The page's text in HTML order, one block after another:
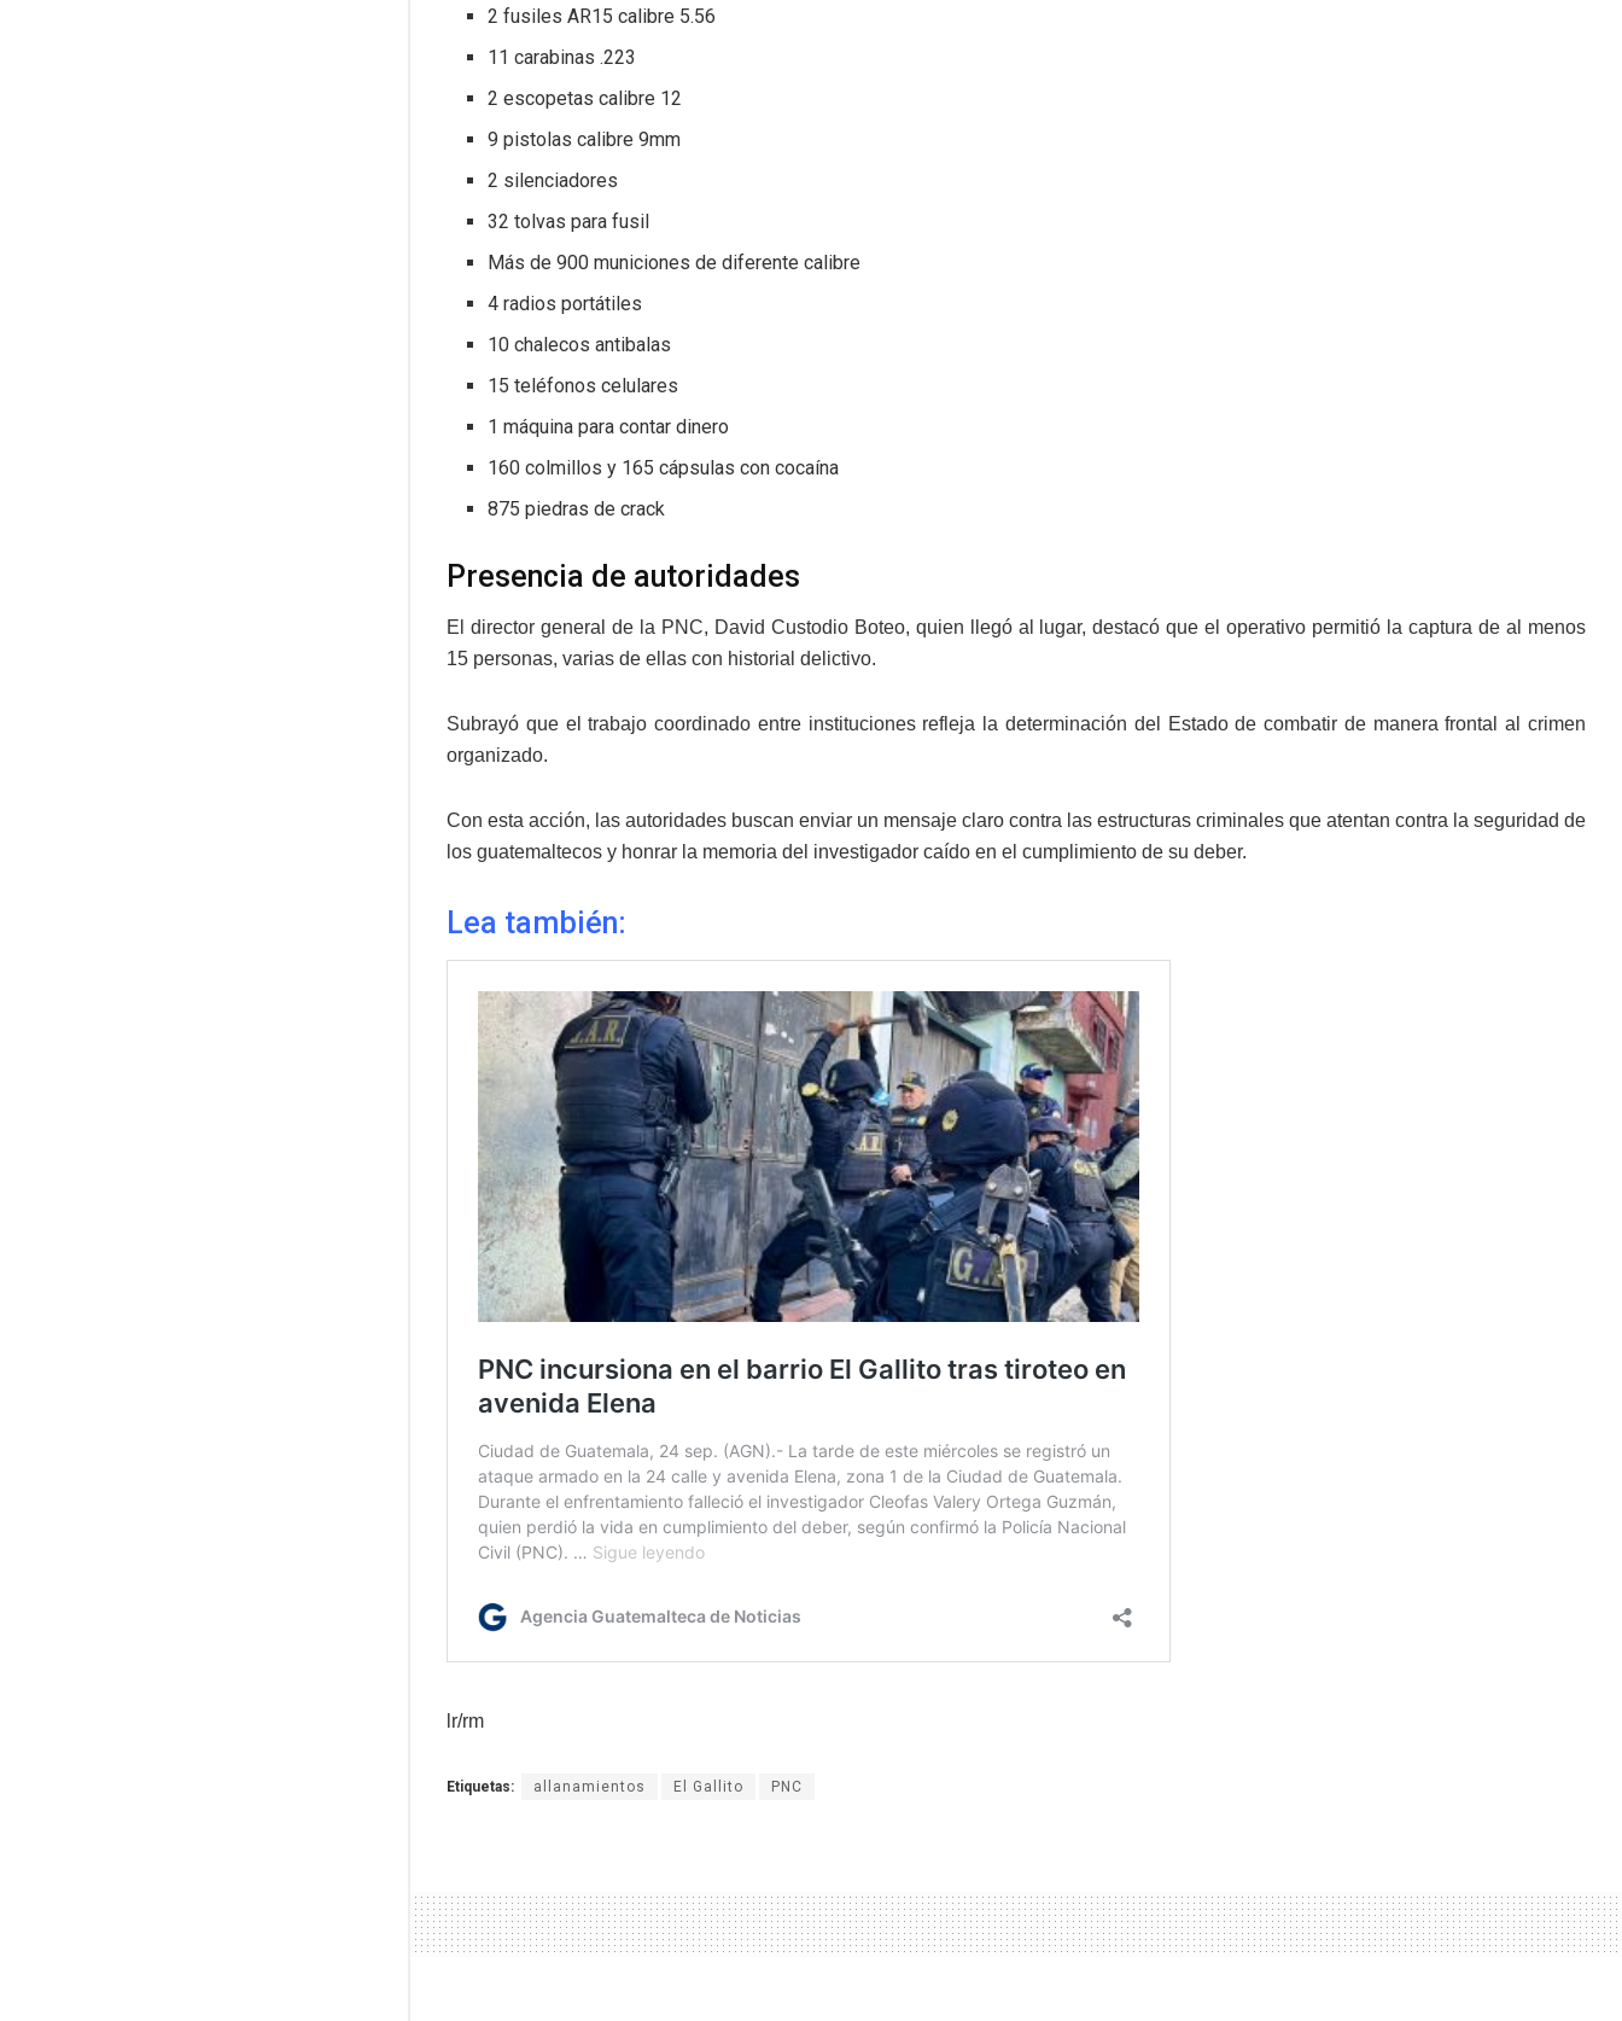
2 fusiles AR15 calibre 5.56
11 carabinas .223
2 escopetas calibre 12
9 pistolas calibre 9mm
2 silenciadores
32 tolvas para fusil
Más de 900 municiones de diferente calibre
4 radios portátiles
10 chalecos antibalas
15 teléfonos celulares
1 máquina para contar dinero
160 colmillos y 165 cápsulas con cocaína
875 piedras de crack
Presencia de autoridades
El director general de la PNC, David Custodio Boteo, quien llegó al lugar, destacó que el operativo permitió la captura de al menos
15 personas, varias de ellas con historial delictivo.
Subrayó que el trabajo coordinado entre instituciones refleja la determinación del Estado de combatir de manera frontal al crimen
organizado.
Con esta acción, las autoridades buscan enviar un mensaje claro contra las estructuras criminales que atentan contra la seguridad de
los guatemaltecos y honrar la memoria del investigador caído en el cumplimiento de su deber.
Lea también:
lr/rm
Etiquetas: allanamientos El Gallito PNC